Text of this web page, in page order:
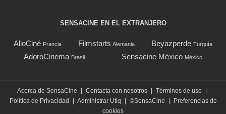
SENSACINE EN EL EXTRANJERO
AlloCiné Francia Filmstarts Alemania Beyazperde Turquía
AdoroCinema Brasil Sensacine México México
Acerca de SensaCine | Contacta con nosotros | Términos de uso |
Política de Privacidad
| Administrar Utiq | ©SensaCine |
Preferencias de
cookies